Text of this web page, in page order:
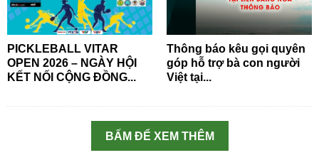
PICKLEBALL VITAR
OPEN 2026 – NGÀY HỘI
KẾT NỐI CỘNG ĐỒNG...
Thông báo kêu gọi quyên
góp hỗ trợ bà con người
Việt tại...
BẤM ĐỂ XEM THÊM